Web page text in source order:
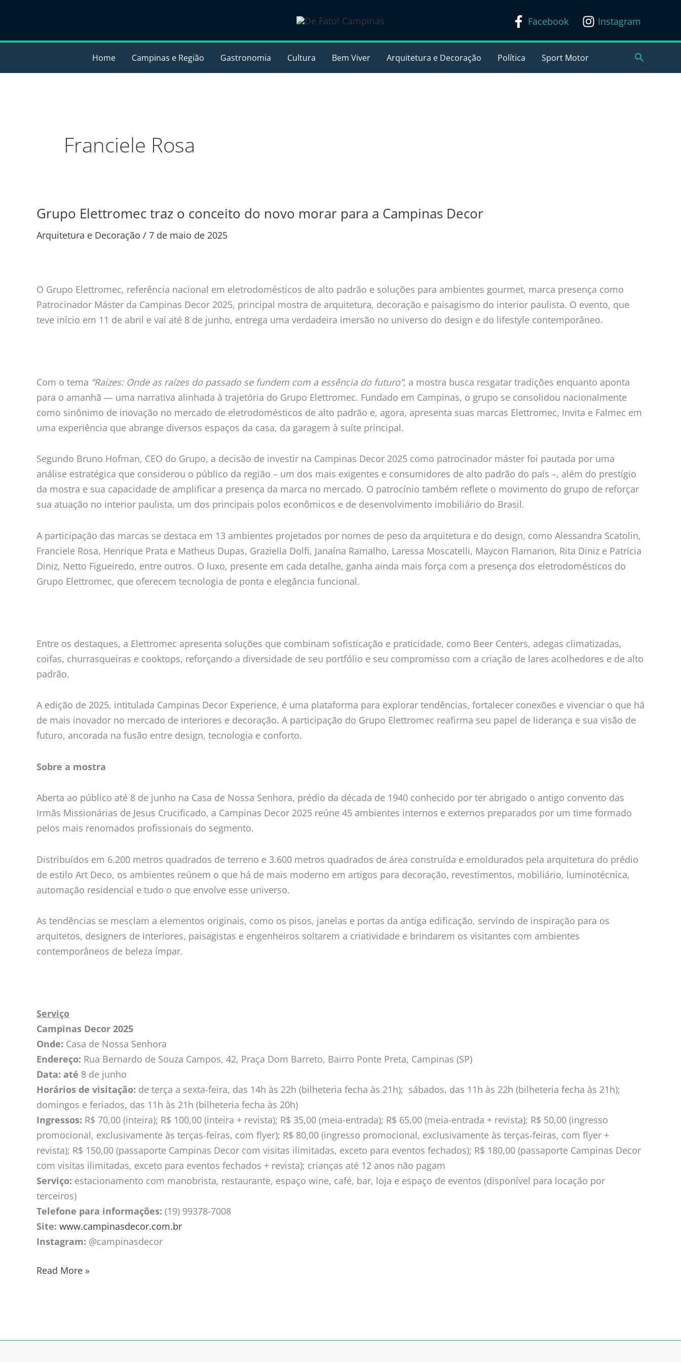
o
Facebook Instagram
Home Campinas e Região Gastronomia Cultura Bem Viver Arquitetura e Decoração Política Sport Motor Pesquisar
Franciele Rosa
Grupo Elettromec traz o conceito do novo morar para a Campinas Decor
Arquitetura e Decoração / 7 de maio de 2025
O Grupo Elettromec, referência nacional em eletrodomésticos de alto padrão e soluções para ambientes gourmet, marca presença como
Patrocinador Máster da Campinas Decor 2025, principal mostra de arquitetura, decoração e paisagismo do interior paulista. O evento, que
teve início em 11 de abril e vai até 8 de junho, entrega uma verdadeira imersão no universo do design e do lifestyle contemporâneo.
Com o tema “Raízes: Onde as raízes do passado se fundem com a essência do futuro”, a mostra busca resgatar tradições enquanto aponta
para o amanhã — uma narrativa alinhada à trajetória do Grupo Elettromec. Fundado em Campinas, o grupo se consolidou nacionalmente
como sinônimo de inovação no mercado de eletrodomésticos de alto padrão e, agora, apresenta suas marcas Elettromec, Invita e Falmec em
uma experiência que abrange diversos espaços da casa, da garagem à suíte principal.
Segundo Bruno Hofman, CEO do Grupo, a decisão de investir na Campinas Decor 2025 como patrocinador máster foi pautada por uma
análise estratégica que considerou o público da região – um dos mais exigentes e consumidores de alto padrão do país –, além do prestígio
da mostra e sua capacidade de amplificar a presença da marca no mercado. O patrocínio também reflete o movimento do grupo de reforçar
sua atuação no interior paulista, um dos principais polos econômicos e de desenvolvimento imobiliário do Brasil.
A participação das marcas se destaca em 13 ambientes projetados por nomes de peso da arquitetura e do design, como Alessandra Scatolin,
Franciele Rosa, Henrique Prata e Matheus Dupas, Graziella Dolfi, Janaína Ramalho, Laressa Moscatelli, Maycon Flamarion, Rita Diniz e Patrícia
Diniz, Netto Figueiredo, entre outros. O luxo, presente em cada detalhe, ganha ainda mais força com a presença dos eletrodomésticos do
Grupo Elettromec, que oferecem tecnologia de ponta e elegância funcional.
Entre os destaques, a Elettromec apresenta soluções que combinam sofisticação e praticidade, como Beer Centers, adegas climatizadas,
coifas, churrasqueiras e cooktops, reforçando a diversidade de seu portfólio e seu compromisso com a criação de lares acolhedores e de alto
padrão.
A edição de 2025, intitulada Campinas Decor Experience, é uma plataforma para explorar tendências, fortalecer conexões e vivenciar o que há
de mais inovador no mercado de interiores e decoração. A participação do Grupo Elettromec reafirma seu papel de liderança e sua visão de
futuro, ancorada na fusão entre design, tecnologia e conforto.
Sobre a mostra
Aberta ao público até 8 de junho na Casa de Nossa Senhora, prédio da década de 1940 conhecido por ter abrigado o antigo convento das
Irmãs Missionárias de Jesus Crucificado, a Campinas Decor 2025 reúne 45 ambientes internos e externos preparados por um time formado
pelos mais renomados profissionais do segmento.
Distribuídos em 6.200 metros quadrados de terreno e 3.600 metros quadrados de área construída e emoldurados pela arquitetura do prédio
de estilo Art Deco, os ambientes reúnem o que há de mais moderno em artigos para decoração, revestimentos, mobiliário, luminotécnica,
automação residencial e tudo o que envolve esse universo.
As tendências se mesclam a elementos originais, como os pisos, janelas e portas da antiga edificação, servindo de inspiração para os
arquitetos, designers de interiores, paisagistas e engenheiros soltarem a criatividade e brindarem os visitantes com ambientes
contemporâneos de beleza ímpar.
Serviço
Campinas Decor 2025
Onde: Casa de Nossa Senhora
Endereço: Rua Bernardo de Souza Campos, 42, Praça Dom Barreto, Bairro Ponte Preta, Campinas (SP)
Data: até 8 de junho
Horários de visitação: de terça a sexta-feira, das 14h às 22h (bilheteria fecha às 21h); sábados, das 11h às 22h (bilheteria fecha às 21h);
domingos e feriados, das 11h às 21h (bilheteria fecha às 20h)
Ingressos: R$ 70,00 (inteira); R$ 100,00 (inteira + revista); R$ 35,00 (meia-entrada); R$ 65,00 (meia-entrada + revista); R$ 50,00 (ingresso
promocional, exclusivamente às terças-feiras, com flyer); R$ 80,00 (ingresso promocional, exclusivamente às terças-feiras, com flyer +
revista); R$ 150,00 (passaporte Campinas Decor com visitas ilimitadas, exceto para eventos fechados); R$ 180,00 (passaporte Campinas Decor
com visitas ilimitadas, exceto para eventos fechados + revista); crianças até 12 anos não pagam
Serviço: estacionamento com manobrista, restaurante, espaço wine, café, bar, loja e espaço de eventos (disponível para locação por
terceiros)
Telefone para informações: (19) 99378-7008
Site: www.campinasdecor.com.br
Instagram: @campinasdecor
Grupo
traz
do
novo
morar
Decor
Read More »